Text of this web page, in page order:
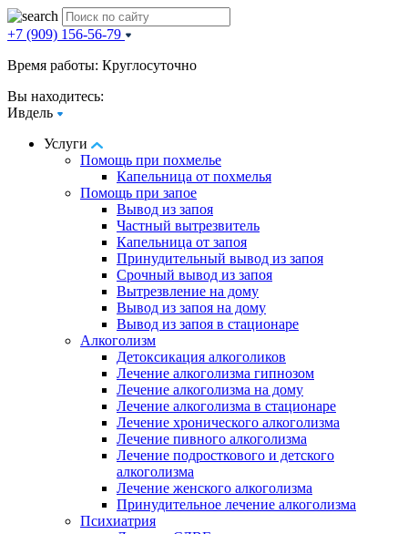
+7 (909) 156-56-79
Время работы: Круглосуточно
Вы находитесь:
Ивдель
Услуги
Помощь при похмелье
Капельница от похмелья
Помощь при запое
Вывод из запоя
Частный вытрезвитель
Капельница от запоя
Принудительный вывод из запоя
Срочный вывод из запоя
Вытрезвление на дому
Вывод из запоя на дому
Вывод из запоя в стационаре
Алкоголизм
Детоксикация алкоголиков
Лечение алкоголизма гипнозом
Лечение алкоголизма на дому
Лечение алкоголизма в стационаре
Лечение хронического алкоголизма
Лечение пивного алкоголизма
Лечение подросткового и детского
алкоголизма
Лечение женского алкоголизма
Принудительное лечение алкоголизма
Психиатрия